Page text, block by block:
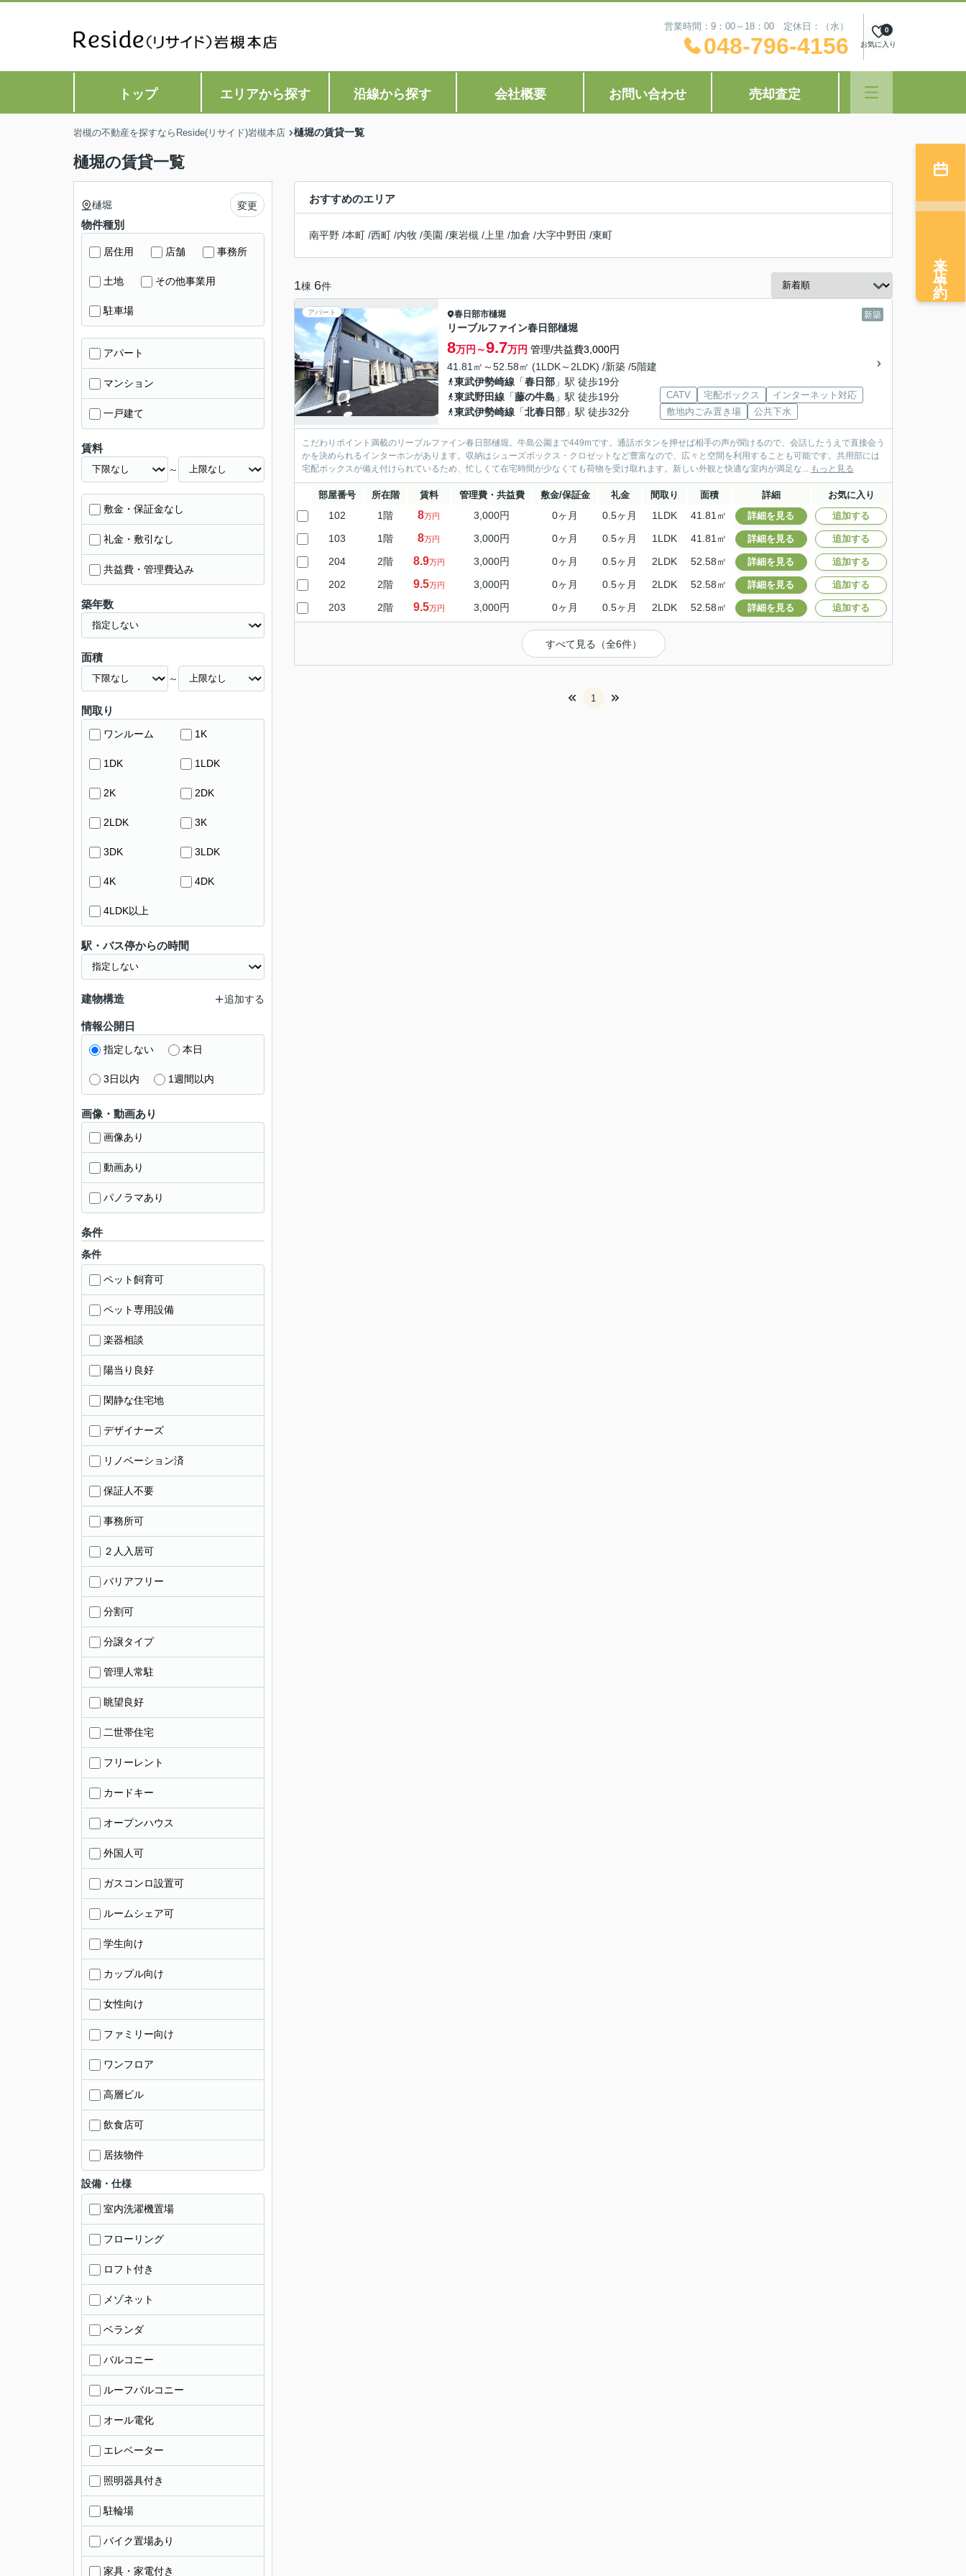
営業時間：9：00～18：00 定休日：（水）
048-796-4156 お気に入り
0
トップ エリアから探す 沿線から探す 会社概要 お問い合わせ 売却査定
岩槻の不動産を探すならReside(リサイド)岩槻本店 樋堀の賃貸一覧
樋堀の賃貸一覧
おすすめのエリア
南平野 /本町 /西町 /内牧 /美園 /東岩槻 / 上里 /加倉 /大字中野田 /東町
1棟 6件
アパート 新築
春日部市樋堀
リーブルファイン春日部樋堀
8万円～9.7万円 管理/共益費3,000円
41.81㎡～52.58㎡ (1LDK～2LDK) /新築 /5階建
東武伊勢崎線 「春日部 」駅 徒歩19分
東武野田線 「藤の牛島 」駅 徒歩19分
東武伊勢崎線 「北春日部 」駅 徒歩32分
CATV 宅配ボックス
インターネット対応
敷地内ごみ置き場
公共下水
こだわりポイント満載のリーブルファイン春日部樋堀。牛島公園まで449mです。通話ボタンを押せば相手の声が聞けるので、会話したうえで直接会う
かを決められるインターホンがあります。収納はシューズボックス・クロゼットなど豊富なので、広々と空間を利用することも可能です。共用部には
宅配ボックスが備え付けられているため、忙しくて在宅時間が少なくても荷物を受け取れます。新しい外観と快適な室内が満足な... もっと見る
部屋番号 所在階 賃料 管理費・共益費 敷金/保証金 礼金 間取り 面積 詳細 お気に入り
102 1階 8万円 3,000円 0ヶ月 0.5ヶ月 1LDK 41.81㎡ 詳細を見る 追加する
103 1階 8万円 3,000円 0ヶ月 0.5ヶ月 1LDK 41.81㎡ 詳細を見る 追加する
204 2階 8.9万円 3,000円 0ヶ月 0.5ヶ月 2LDK 52.58㎡ 詳細を見る 追加する
202 2階 9.5万円 3,000円 0ヶ月 0.5ヶ月 2LDK 52.58㎡ 詳細を見る 追加する
203 2階 9.5万円 3,000円 0ヶ月 0.5ヶ月 2LDK 52.58㎡ 詳細を見る 追加する
すべて見る（全6件）
1
樋堀 変更
物件種別
居住用 店舗 事務所
土地 その他事業用
駐車場
アパート
マンション
一戸建て
賃料
～
敷金・保証金なし
礼金・敷引なし
共益費・管理費込み
築年数
面積
～
間取り
ワンルーム 1K
1DK 1LDK
2K 2DK
2LDK 3K
3DK 3LDK
4K 4DK
4LDK以上
駅・バス停からの時間
建物構造 追加する
情報公開日
指定しない 本日
3日以内 1週間以内
画像・動画あり
画像あり
動画あり
パノラマあり
条件
条件
ペット飼育可
ペット専用設備
楽器相談
陽当り良好
閑静な住宅地
デザイナーズ
リノベーション済
保証人不要
事務所可
２人入居可
バリアフリー
分割可
分譲タイプ
管理人常駐
眺望良好
二世帯住宅
フリーレント
カードキー
オープンハウス
外国人可
ガスコンロ設置可
ルームシェア可
学生向け
カップル向け
女性向け
ファミリー向け
ワンフロア
高層ビル
飲食店可
居抜物件
設備・仕様
室内洗濯機置場
フローリング
ロフト付き
メゾネット
ベランダ
バルコニー
ルーフバルコニー
オール電化
エレベーター
照明器具付き
駐輪場
バイク置場あり
家具・家電付き
来店予約